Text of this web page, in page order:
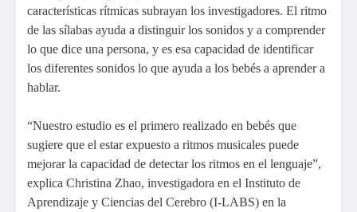
características rítmicas subrayan los investigadores. El ritmo
de las sílabas ayuda a distinguir los sonidos y a comprender
lo que dice una persona, y es esa capacidad de identificar
los diferentes sonidos lo que ayuda a los bebés a aprender a
hablar.
“Nuestro estudio es el primero realizado en bebés que
sugiere que el estar expuesto a ritmos musicales puede
mejorar la capacidad de detectar los ritmos en el lenguaje”,
explica Christina Zhao, investigadora en el Instituto de
Aprendizaje y Ciencias del Cerebro (I-LABS) en la